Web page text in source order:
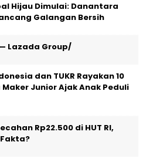
Hijau Dimulai: Danantara
Galangan Bersih
— Lazada Group/
dan TUKR Rayakan 10
Maker Junior Ajak Anak Peduli
Rp22.500 di HUT RI,